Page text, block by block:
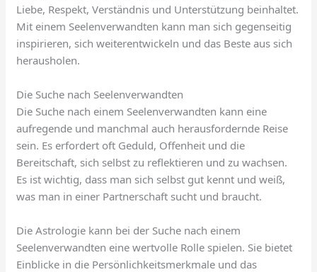
Liebe, Respekt, Verständnis und Unterstützung beinhaltet.
Mit einem Seelenverwandten kann man sich gegenseitig
inspirieren, sich weiterentwickeln und das Beste aus sich
herausholen.
Die Suche nach Seelenverwandten
Die Suche nach einem Seelenverwandten kann eine
aufregende und manchmal auch herausfordernde Reise
sein. Es erfordert oft Geduld, Offenheit und die
Bereitschaft, sich selbst zu reflektieren und zu wachsen.
Es ist wichtig, dass man sich selbst gut kennt und weiß,
was man in einer Partnerschaft sucht und braucht.
Die Astrologie kann bei der Suche nach einem
Seelenverwandten eine wertvolle Rolle spielen. Sie bietet
Einblicke in die Persönlichkeitsmerkmale und das